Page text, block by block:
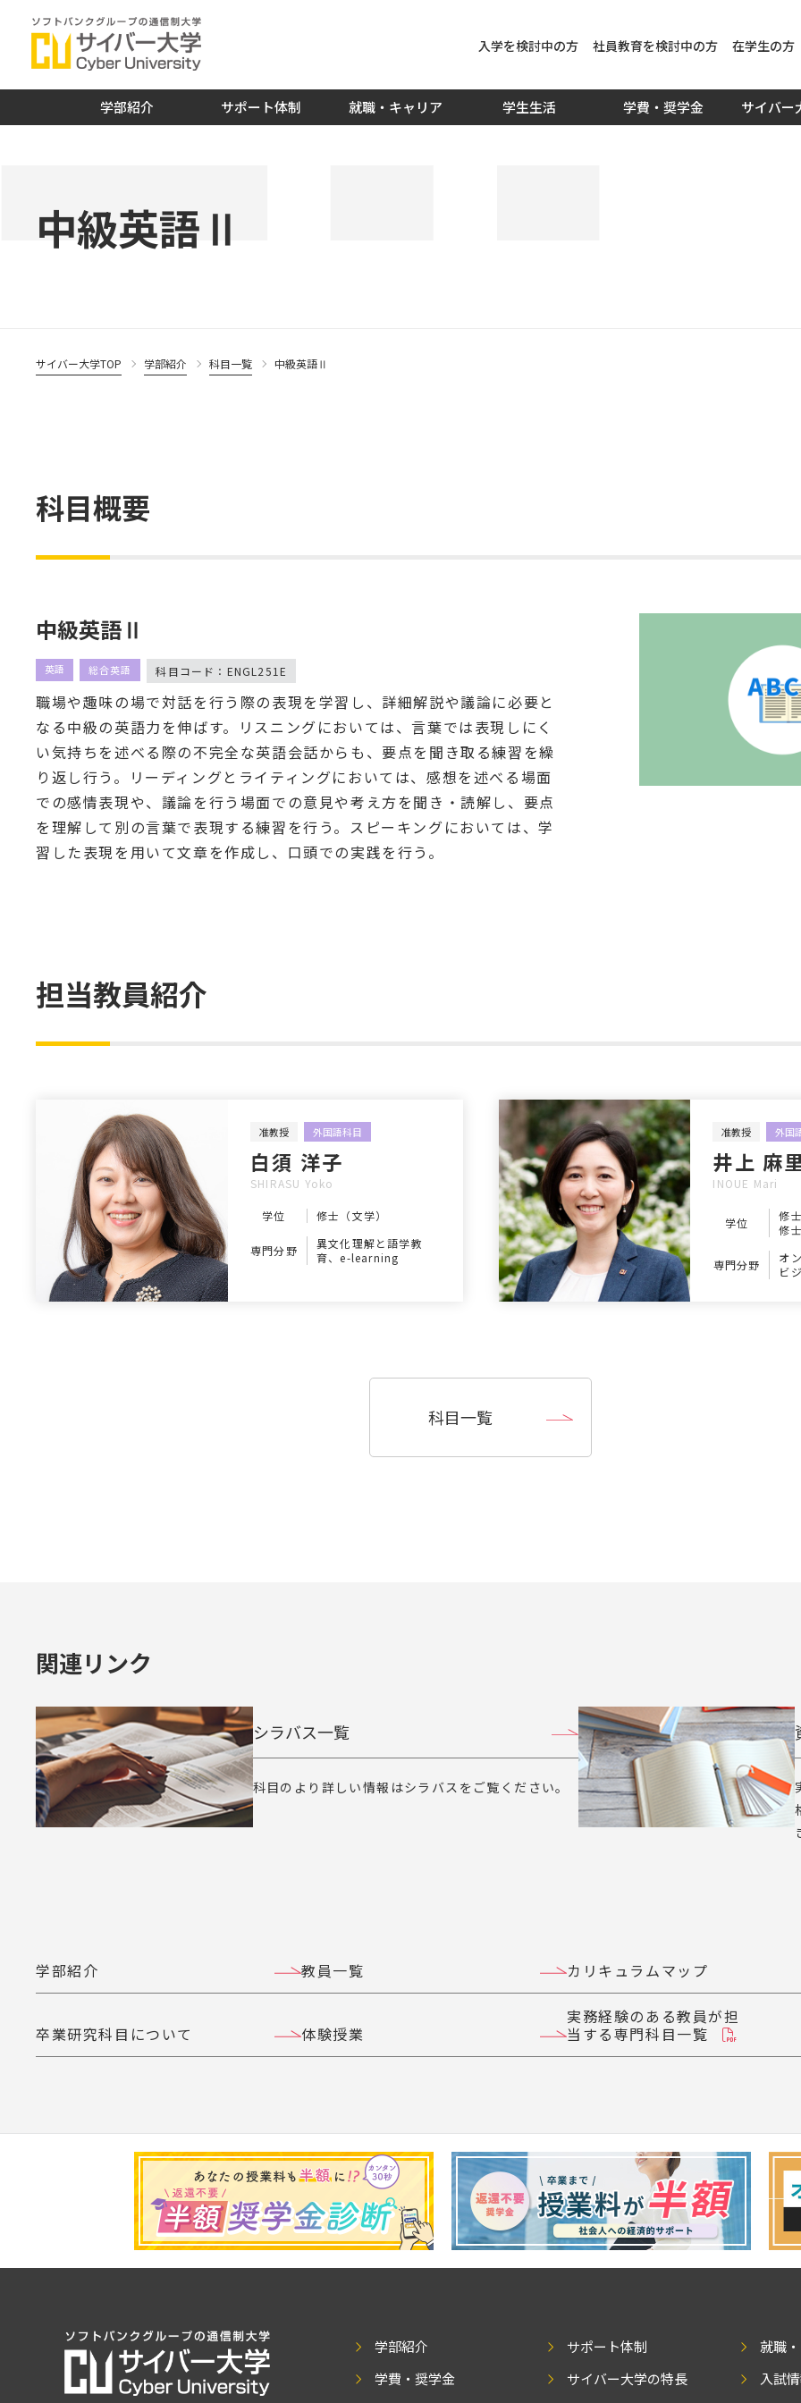
入学を検討中の方 社員教育を検討中の方 在学生の方
学部紹介 サポート体制 就職・キャリア 学生生活 学費・奨学金 サイバー
中級英語Ⅱ
サイバー大学TOP 学部紹介 科目一覧 中級英語Ⅱ
科目概要
中級英語Ⅱ
英語 総合英語 科目コード：ENGL251E
職場や趣味の場で対話を行う際の表現を学習し、詳細解説や議論に必要と
なる中級の英語力を伸ばす。リスニングにおいては、言葉では表現しにく
い気持ちを述べる際の不完全な英語会話からも、要点を聞き取る練習を繰
り返し行う。リーディングとライティングにおいては、感想を述べる場面
での感情表現や、議論を行う場面での意見や考え方を聞き・読解し、要点
を理解して別の言葉で表現する練習を行う。スピーキングにおいては、学
習した表現を用いて文章を作成し、口頭での実践を行う。
担当教員紹介
准教授 外国語科目
白須 洋子
SHIRASU Yoko
学位 修士（文学）
専門分野
異文化理解と語学教
育、e-learning
准教授 外国
井上 麻
INOUE Mari
学位
修
修
専門分野
オ
ビ
科目一覧
関連リンク
シラバス一覧
科目のより詳しい情報はシラバスをご覧ください。
学部紹介 教員一覧 カリキュラムマップ
卒業研究科目について 体験授業
実務経験のある教員が担
当する専門科目一覧
学部紹介 サポート体制 就職
学費・奨学金
サイバー大学の特長 入試